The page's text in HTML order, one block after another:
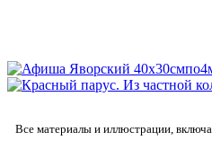
Все материалы и иллюстрации,